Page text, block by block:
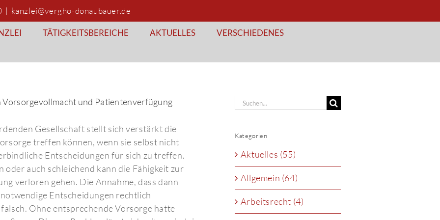
| kanzlei@vergho-donaubauer.de
TÄTIGKEITSBEREICHE AKTUELLES
VERSCHIEDENES
und Patientenverfügung
Gesellschaft stellt sich verstärkt die
treffen können, wenn sie selbst nicht
Entscheidungen für sich zu treffen.
oder auch schleichend kann die Fähigkeit zur
verloren gehen. Die Annahme, dass dann
Entscheidungen rechtlich
Ohne entsprechende Vorsorge hätte
Suche
Kategorien
Aktuelles (55)
Allgemein (64)
Arbeitsrecht (4)